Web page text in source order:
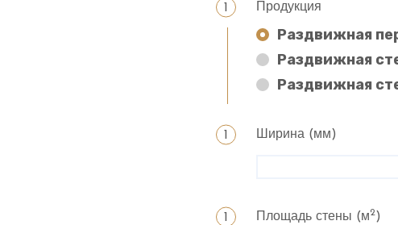
Продукция
Раздвижная
Раздвижная
Раздвижная
Ширина (мм)
Площадь стены (м2)